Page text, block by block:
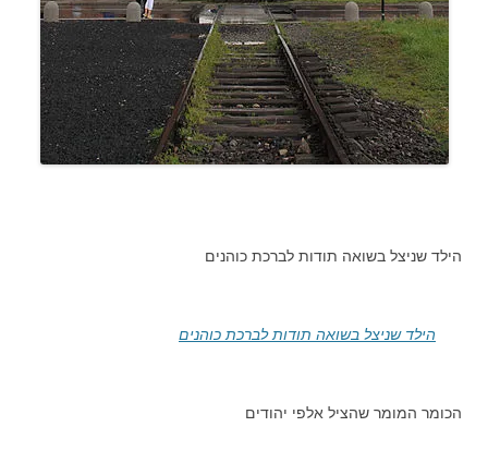
הילד שניצל בשואה תודות לברכת כוהנים
הילד שניצל בשואה תודות לברכת כוהנים
הכומר המומר שהציל אלפי יהודים